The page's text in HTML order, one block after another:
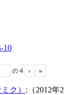
の4 › »
ク） :（2012年2